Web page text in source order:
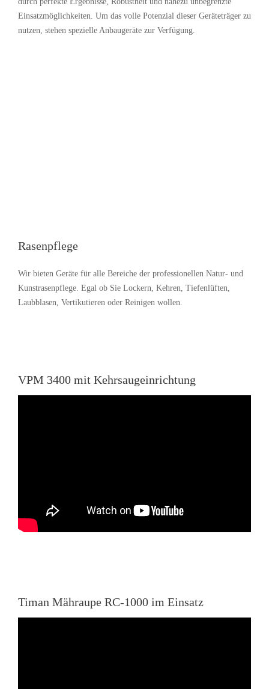
Einsatzmöglichkeiten. Um das volle Potenzial dieser Geräteträger zu
nutzen, stehen spezielle Anbaugeräte zur Verfügung.
Rasenpflege
Wir bieten Geräte für alle Bereiche der professionellen Natur- und
Kunstrasenpflege. Egal ob Sie Lockern, Kehren, Tiefenlüften,
Laubblasen, Vertikutieren oder Reinigen wollen.
VPM 3400 mit Kehrsaugeinrichtung
Timan Mähraupe RC-1000 im Einsatz